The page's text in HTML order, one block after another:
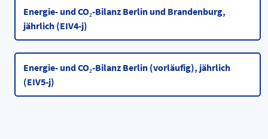
Energie- und CO₂-Bilanz Berlin und Brandenburg,
jährlich (EIV4-j)
Energie- und CO₂-Bilanz Berlin (vorläufig), jährlich
(EIV5-j)